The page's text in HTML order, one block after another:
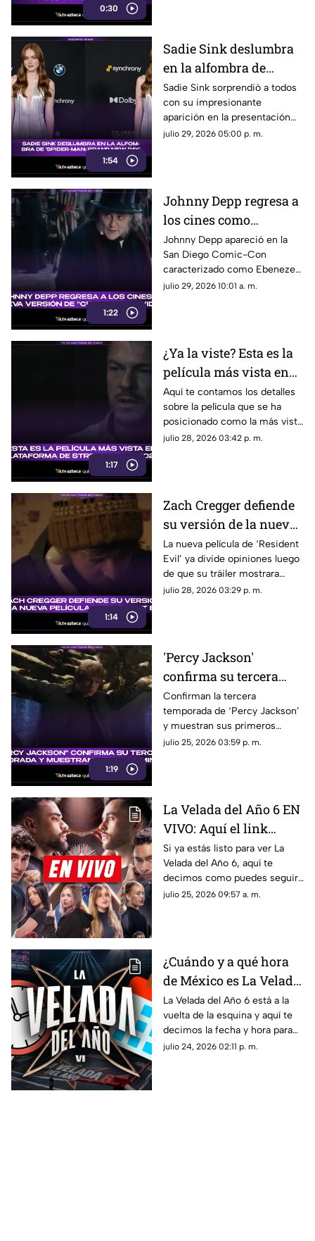
0:30
1:54
Sadie Sink deslumbra
en la alfombra de
'Spider-Man: Brand
New Day'
Sadie Sink sorprendió a todos
con su impresionante
aparición en la presentación
de ‘Spider-Man: Brand New
julio 29, 2026 05:00 p. m.
1:22
Johnny Depp regresa a
los cines como
Ebenezer Scrooge en
nueva versión de
'Cuento de Navidad'
Johnny Depp apareció en la
San Diego Comic-Con
caracterizado como Ebenezer
Scrooge. Aquí te contamos los
julio 29, 2026 10:01 a. m.
1:17
¿Ya la viste? Esta es la
película más vista en
plataforma de
streaming en 2026;
logró superar las 147
millones de
Aquí te contamos los detalles
sobre la película que se ha
posicionado como la más vista
en plataforma de streaming de
julio 28, 2026 03:42 p. m.
1:14
Zach Cregger defiende
su versión de la nueva
película de 'Resident
Evil' y esto fue lo que
dijo al respecto
La nueva película de ‘Resident
Evil’ ya divide opiniones luego
de que su tráiler mostrara
elementos que no gustan a los
julio 28, 2026 03:29 p. m.
1:19
'Percy Jackson'
confirma su tercera
temporada y muestra
sus primeros minutos:
¿Cuándo se estrena?
Confirman la tercera
temporada de ‘Percy Jackson’
y muestran sus primeros
minutos. Fecha de estreno y
julio 25, 2026 03:59 p. m.
La Velada del Año 6 EN
VIVO: Aquí el link
directo para seguir
GRATIS la transmisión
de las peleas de
creadores de contenido
Si ya estás listo para ver La
Velada del Año 6, aquí te
decimos como puedes seguir
en vivo y completamente
julio 25, 2026 09:57 a. m.
¿Cuándo y a qué hora
de México es La Velada
del Año 6? Fecha y hora
para ver GRATIS el
evento de boxeo de
creadores de contenido
La Velada del Año 6 está a la
vuelta de la esquina y aquí te
decimos la fecha y hora para
ver gratis desde México el
julio 24, 2026 02:11 p. m.